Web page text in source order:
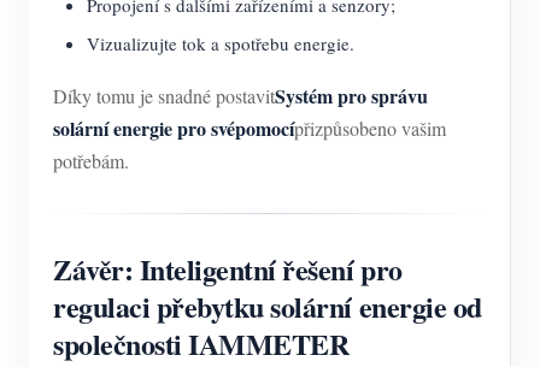
Propojení s dalšími zařízeními a senzory;
Vizualizujte tok a spotřebu energie.
Díky tomu je snadné postavitSystém pro správu
solární energie pro svépomocípřizpůsobeno vašim
potřebám.
Závěr: Inteligentní řešení pro
regulaci přebytku solární energie od
společnosti IAMMETER